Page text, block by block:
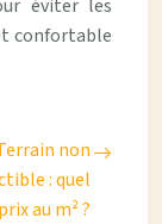
éviter les
confortable
non
: quel
prix au m² ?